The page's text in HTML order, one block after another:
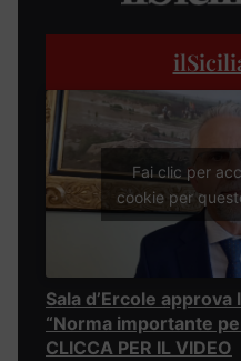
Fai clic per
cookie per
Sala d’Ercole
“Norma importante
CLICCA PER IL VIDEO